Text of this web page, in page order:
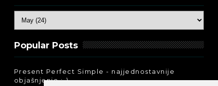
Popular Posts
Present Perfect Simple - najjednostavnije
objašnjenje :-)